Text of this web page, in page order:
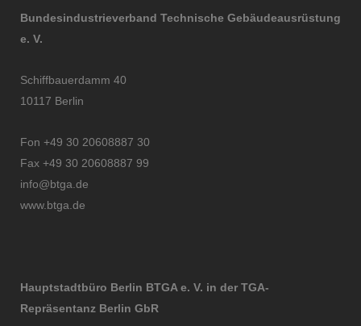
Bundesindustrieverband Technische Gebäudeausrüstung
e. V.
Schiffbauerdamm 40
10117 Berlin
Fon +49 30 20608887 30
Fax +49 30 20608887 99
info@btga.de
www.btga.de
Hauptstadtbüro Berlin BTGA e. V. in der TGA-
Repräsentanz Berlin GbR